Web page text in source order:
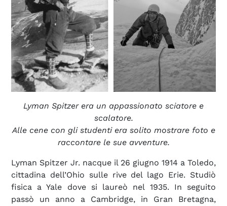
Lyman Spitzer era un appassionato sciatore e
scalatore.
Alle cene con gli studenti era solito mostrare foto e
raccontare le sue avventure.
Lyman Spitzer Jr. nacque il 26 giugno 1914 a Toledo,
cittadina dell’Ohio sulle rive del lago Erie. Studiò
fisica a Yale dove si laureò nel 1935. In seguito
passò un anno a Cambridge, in Gran Bretagna,